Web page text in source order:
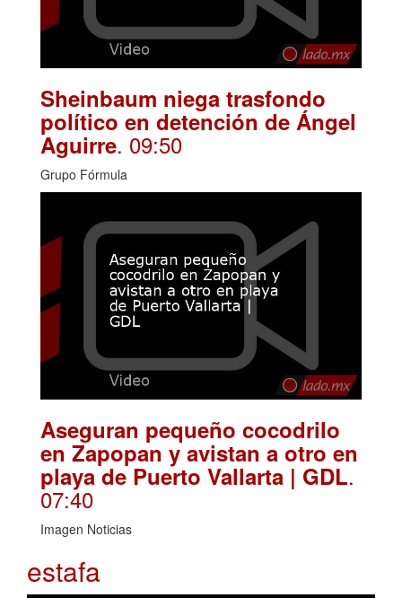
Sheinbaum niega trasfondo
político en detención de Ángel
Aguirre. 09:50
Grupo Fórmula
Aseguran pequeño cocodrilo
en Zapopan y avistan a otro en
playa de Puerto Vallarta | GDL.
07:40
Imagen Noticias
estafa